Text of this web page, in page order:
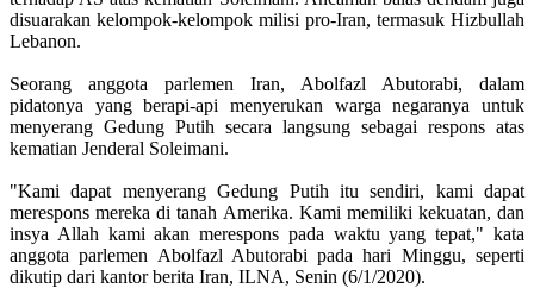
disuarakan kelompok-kelompok milisi pro-Iran, termasuk Hizbullah
Lebanon.
Seorang anggota parlemen Iran, Abolfazl Abutorabi, dalam
pidatonya yang berapi-api menyerukan warga negaranya untuk
menyerang Gedung Putih secara langsung sebagai respons atas
kematian Jenderal Soleimani.
"Kami dapat menyerang Gedung Putih itu sendiri, kami dapat
merespons mereka di tanah Amerika. Kami memiliki kekuatan, dan
insya Allah kami akan merespons pada waktu yang tepat," kata
anggota parlemen Abolfazl Abutorabi pada hari Minggu, seperti
dikutip dari kantor berita Iran, ILNA, Senin (6/1/2020).